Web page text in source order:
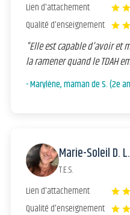
Lien d'attachement
starstar
Qualité d'enseignement starstar
"Elle est capable d'avoir et
la ramener quand le TDAH
- Marylène, maman de S. (2e
Marie-Soleil D. L.
T.E.S.
Lien d'attachement
starstar
Qualité d'enseignement starstar